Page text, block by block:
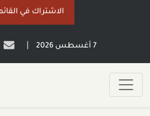
الاشتراك في
7 أغسطس 2026